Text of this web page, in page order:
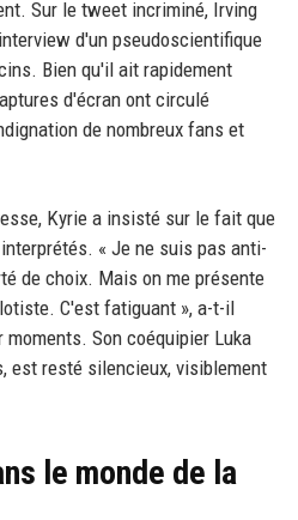
Sur le tweet incriminé, Irving
d'un pseudoscientifique
Bien qu'il ait rapidement
d'écran ont circulé
de nombreux fans et
Kyrie a insisté sur le fait que
« Je ne suis pas anti-
de choix. Mais on me présente
C'est fatiguant », a-t-il
Son coéquipier Luka
est resté silencieux, visiblement
le monde de la